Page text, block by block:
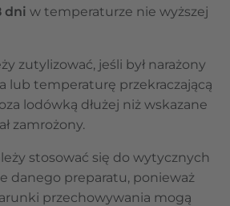
dni w temperaturze nie wyższej
zutylizować, jeśli był narażony
lub temperaturę przekraczającą
lodówką dłużej niż wskazane
zamrożony.
stosować się do wytycznych
danego preparatu, ponieważ
przechowywania mogą